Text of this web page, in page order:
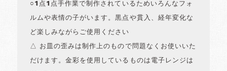
○1点1点手作業で制作されているためいろんなフォ
ルムや表情の子がいます。黒点や貫入、経年変化な
ど楽しみながらご使用ください
△ お皿の歪みは制作上のもので問題なくお使いいた
だけます。金彩を使用しているものは電子レンジは